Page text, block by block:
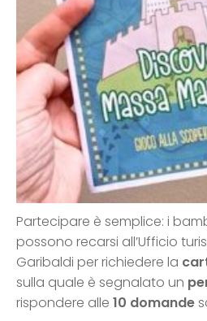
Partecipare è semplice: i
possono recarsi all’Ufficio
Garibaldi per richiedere la
sulla quale è segnalato un
rispondere alle 10 domande